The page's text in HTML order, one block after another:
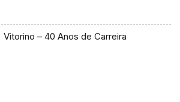
Vitorino – 40 Anos de Carreira